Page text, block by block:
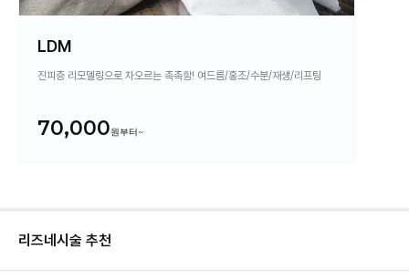
LDM
진피층 리모델링으로 차오르는 촉촉함! 여드름/홍조/수분/재생/리프팅
70,000
리즈네 시술 추천